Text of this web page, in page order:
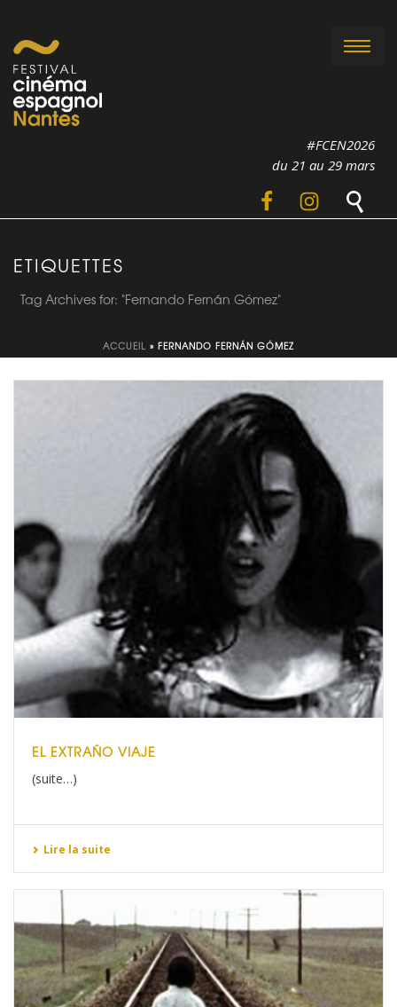
#FCEN2026
du 21 au 29 mars
ETIQUETTES
Tag Archives for: "Fernando Fernán Gómez"
ACCUEIL » FERNANDO FERNÁN GÓMEZ
EL EXTRAÑO VIAJE
(suite…)
Lire la suite